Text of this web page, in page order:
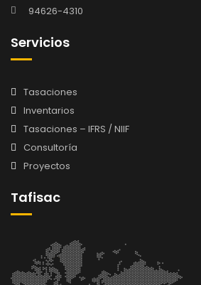
94626-4310
Servicios
Tasaciones
Inventarios
Tasaciones – IFRS / NIIF
Consultoría
Proyectos
Tafisac